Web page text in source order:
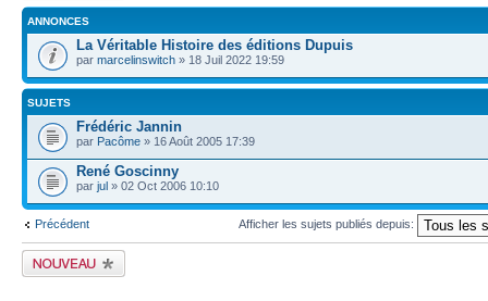
ANNONCES
La Véritable Histoire des éditions Dupuis
par marcelinswitch » 18 Juil 2022 19:59
SUJETS
Frédéric Jannin
par Pacôme » 16 Août 2005 17:39
René Goscinny
par jul » 02 Oct 2006 10:10
Précédent Afficher les sujets publiés depuis:
Publier un nouveau
sujet